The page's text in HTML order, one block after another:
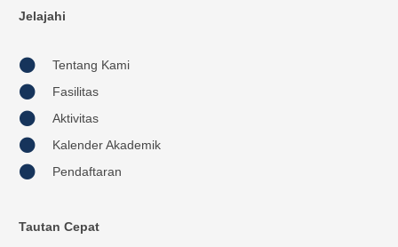
Jelajahi
Tentang Kami
Fasilitas
Aktivitas
Kalender Akademik
Pendaftaran
Tautan Cepat